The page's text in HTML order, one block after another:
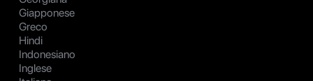
Giapponese
Greco
Hindi
Indonesiano
Inglese